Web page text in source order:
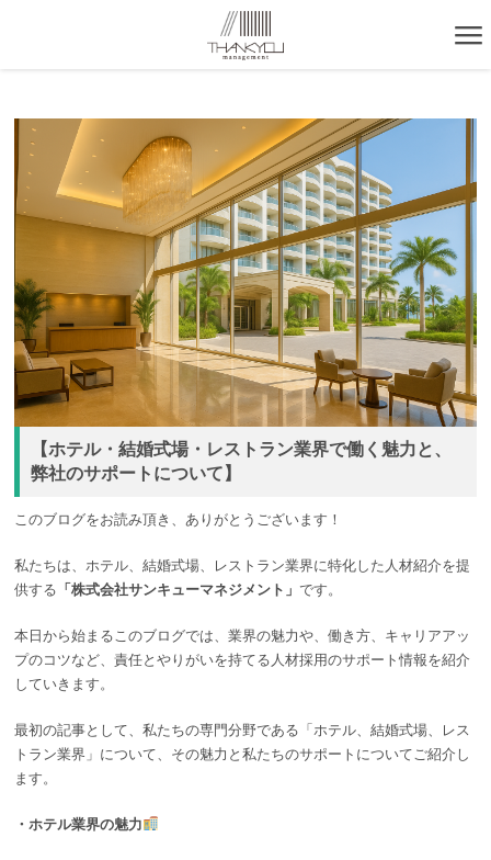
【ホテル・結婚式場・レストラン業界で働く魅力と、
弊社のサポートについて】
このブログをお読み頂き、ありがとうございます！
私たちは、ホテル、結婚式場、レストラン業界に特化した人材紹介を提
供する 「株式会社サンキューマネジメント」です。
本日から始まるこのブログでは、業界の魅力や、働き方、キャリアアッ
プのコツなど、責任とやりがいを持てる人材採用のサポート情報を紹介
していきます。
最初の記事として、私たちの専門分野である「ホテル、結婚式場、レス
トラン業界」について、その魅力と私たちのサポートについてご紹介し
ます。
・ホテル業界の魅力